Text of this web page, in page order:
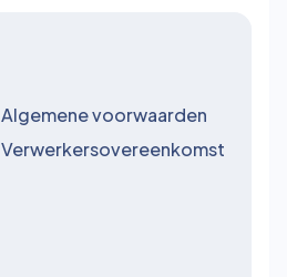
Algemene voorwaarden
Verwerkersovereenkomst